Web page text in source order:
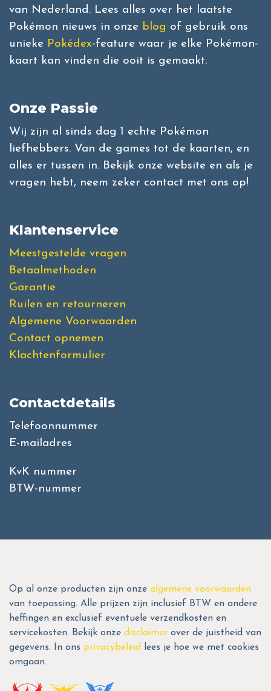
van Nederland. Lees alles over het laatste
Pokémon nieuws in onze blog of gebruik ons
unieke Pokédex-feature waar je elke Pokémon-
kaart kan vinden die ooit is gemaakt.
Onze Passie
Wij zijn al sinds dag 1 echte Pokémon
liefhebbers. Van de games tot de kaarten, en
alles er tussen in. Bekijk onze website en als je
vragen hebt, neem zeker contact met ons op!
Klantenservice
Meestgestelde vragen
Betaalmethoden
Garantie
Ruilen en retourneren
Algemene Voorwaarden
Contact opnemen
Klachtenformulier
Contactdetails
Telefoonnummer
E-mailadres
KvK nummer
BTW-nummer
Op al onze producten zijn onze algemene voorwaarden
van toepassing. Alle prijzen zijn inclusief BTW en andere
heffingen en exclusief eventuele verzendkosten en
servicekosten. Bekijk onze disclaimer over de juistheid van
gegevens. In ons privacybeleid
lees je hoe we met cookies
omgaan.